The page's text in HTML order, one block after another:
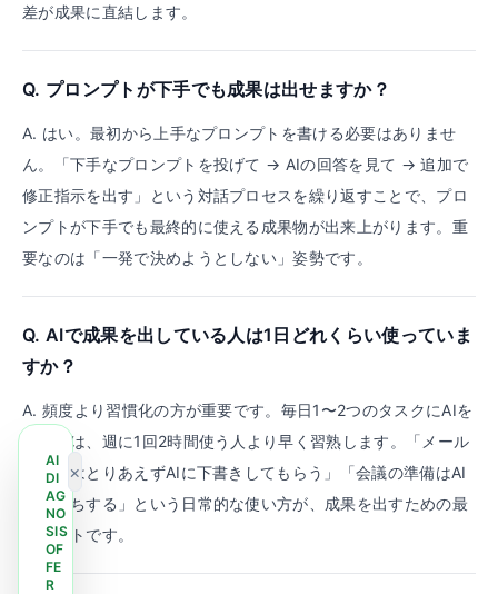
差が成果に直結します。
Q. プロンプトが下手でも成果は出せますか？
A. はい。最初から上手なプロンプトを書ける必要はありませ
ん。「下手なプロンプトを投げて → AIの回答を見て → 追加で
修正指示を出す」という対話プロセスを繰り返すことで、プロ
ンプトが下手でも最終的に使える成果物が出来上がります。重
要なのは「一発で決めようとしない」姿勢です。
Q. AIで成果を出している人は1日どれくらい使っていま
すか？
A. 頻度より習慣化の方が重要です。毎日1〜2つのタスクにAIを
使う人は、週に1回2時間使う人より早く習熟します。「メール
の返信はとりあえずAIに下書きしてもらう」「会議の準備はAI
と壁打ちする」という日常的な使い方が、成果を出すための最
短ルートです。
AI
DI
AG
NO
SIS
OF
FE
R
×